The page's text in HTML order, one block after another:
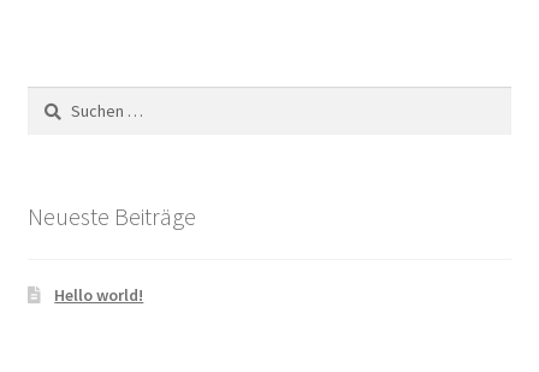
Suchen
nach:
Neueste Beiträge
Hello world!